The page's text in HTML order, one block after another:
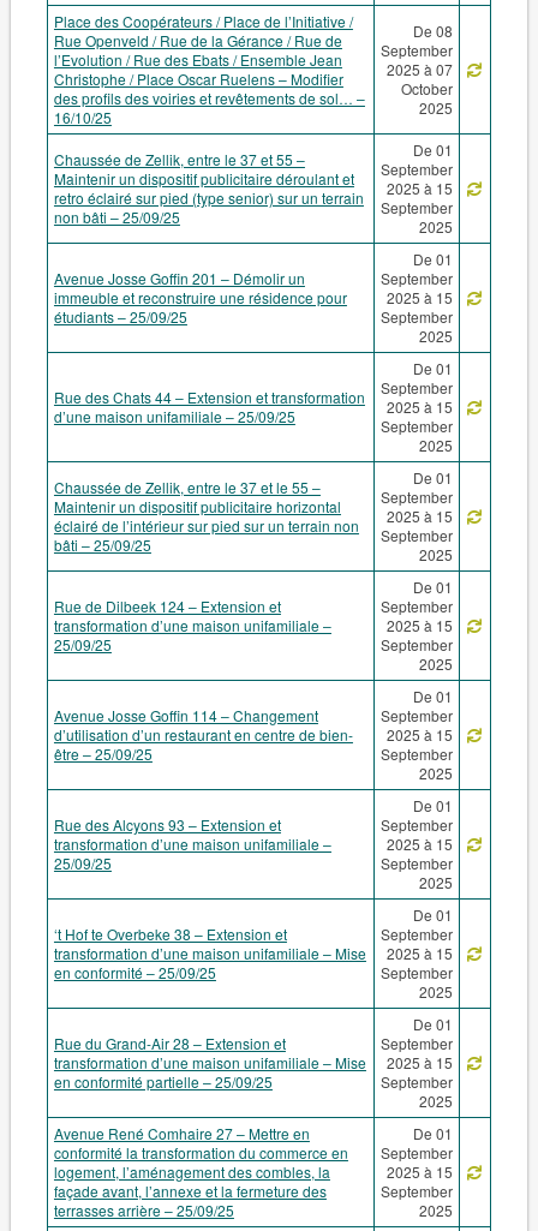
Place des Coopérateurs / Place de l’Initiative /
Rue Openveld / Rue de la Gérance / Rue de
l’Evolution / Rue des Ebats / Ensemble Jean
Christophe / Place Oscar Ruelens – Modifier
des profils des voiries et revêtements de sol… –
16/10/25
De 08
September
2025 à 07
October
2025
Chaussée de Zellik, entre le 37 et 55 –
Maintenir un dispositif publicitaire déroulant et
retro éclairé sur pied (type senior) sur un terrain
non bâti – 25/09/25
De 01
September
2025 à 15
September
2025
Avenue Josse Goffin 201 – Démolir un
immeuble et reconstruire une résidence pour
étudiants – 25/09/25
De 01
September
2025 à 15
September
2025
Rue des Chats 44 – Extension et transformation
d’une maison unifamiliale – 25/09/25
De 01
September
2025 à 15
September
2025
Chaussée de Zellik, entre le 37 et le 55 –
Maintenir un dispositif publicitaire horizontal
éclairé de l’intérieur sur pied sur un terrain non
bâti – 25/09/25
De 01
September
2025 à 15
September
2025
Rue de Dilbeek 124 – Extension et
transformation d’une maison unifamiliale –
25/09/25
De 01
September
2025 à 15
September
2025
Avenue Josse Goffin 114 – Changement
d’utilisation d’un restaurant en centre de bien-
être – 25/09/25
De 01
September
2025 à 15
September
2025
Rue des Alcyons 93 – Extension et
transformation d’une maison unifamiliale –
25/09/25
De 01
September
2025 à 15
September
2025
‘t Hof te Overbeke 38 – Extension et
transformation d’une maison unifamiliale – Mise
en conformité – 25/09/25
De 01
September
2025 à 15
September
2025
Rue du Grand-Air 28 – Extension et
transformation d’une maison unifamiliale – Mise
en conformité partielle – 25/09/25
De 01
September
2025 à 15
September
2025
Avenue René Comhaire 27 – Mettre en
conformité la transformation du commerce en
logement, l’aménagement des combles, la
façade avant, l’annexe et la fermeture des
terrasses arrière – 25/09/25
De 01
September
2025 à 15
September
2025